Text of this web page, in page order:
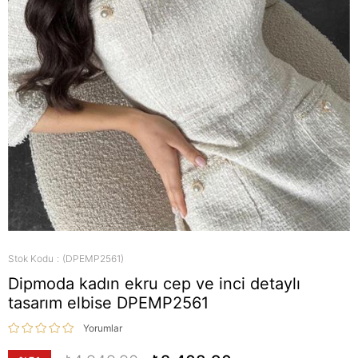
Stok Kodu (DPEMP2561)
Dipmoda kadın ekru cep ve inci detaylı
tasarım elbise DPEMP2561
Yorumlar